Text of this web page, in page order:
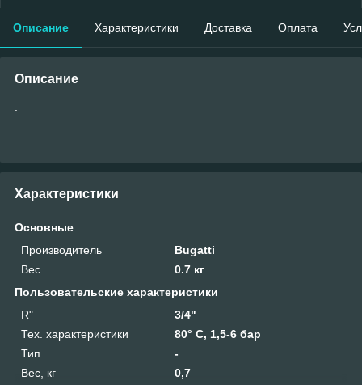
Описание Характеристики Доставка Оплата
Описание
Характеристики
Основные
Производитель
Bugatti
Вес
0.7 кг
Пользовательские характеристики
R"
3/4"
Тех. характеристики
80° С, 1,5-6 бар
Тип
-
Вес, кг
0,7